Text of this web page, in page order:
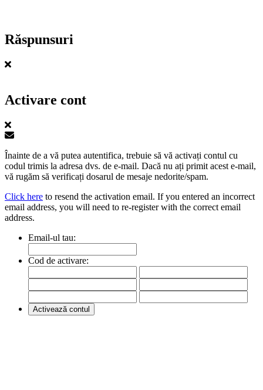
Răspunsuri
Activare cont
Înainte de a vă putea autentifica, trebuie să vă activați contul cu
codul trimis la adresa dvs. de e-mail. Dacă nu ați primit acest e-mail,
vă rugăm să verificați dosarul de mesaje nedorite/spam.
Click here to resend the activation email. If you entered an incorrect
email address, you will need to re-register with the correct email
address.
Email-ul tau:
Cod de activare: